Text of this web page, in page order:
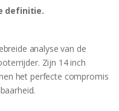
definitie.
analyse van de
Zijn 14 inch
het perfecte compromis